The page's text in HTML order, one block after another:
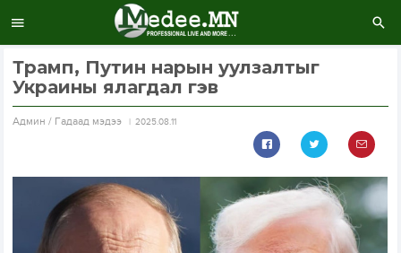
Трамп, Путин нарын уулзалтыг
Украины ялагдал гэв
Aдмин / Гадаад мэдээ 2025.08.11